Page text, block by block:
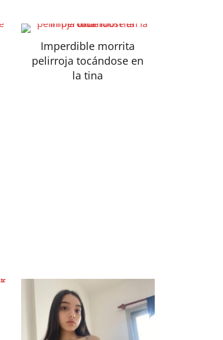
Imperdible morrita
pelirroja tocándose en
la tina